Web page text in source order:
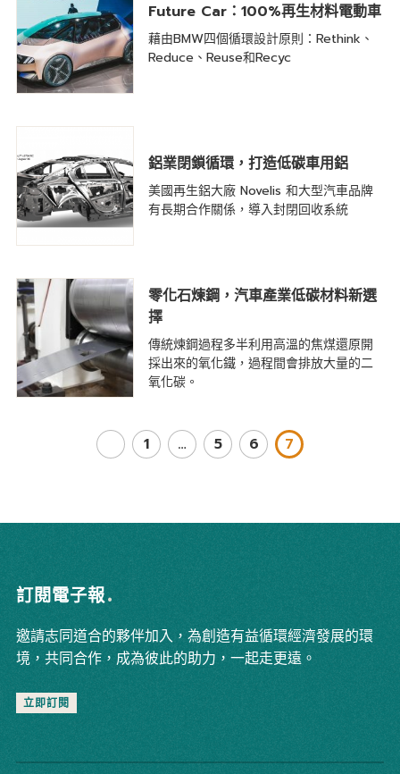
Future Car：100%再生材料電動車
藉由BMW四個循環設計原則：Rethink、
Reduce、Reuse和Recyc
鋁業閉鎖循環，打造低碳車用鋁
美國再生鋁大廠 Novelis 和大型汽車品牌
有長期合作關係，導入封閉回收系統
零化石煉鋼，汽車產業低碳材料新選
擇
傳統煉鋼過程多半利用高溫的焦煤還原開
採出來的氧化鐵，過程間會排放大量的二
氧化碳。
1 … 5 6 7
訂閱電子報
邀請志同道合的夥伴加入，為創造有益循環經濟發展的環
境，共同合作，成為彼此的助力，一起走更遠。
立即訂閱